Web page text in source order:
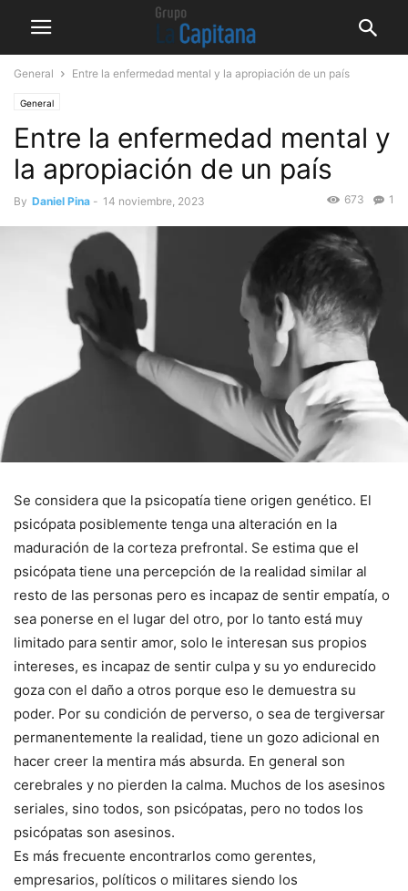
General Entre la enfermedad mental y la apropiación de un país
General
Entre la enfermedad mental y
la apropiación de un país
By Daniel Pina - 14 noviembre, 2023 1
673
Se considera que la psicopatía tiene origen genético. El
psicópata posiblemente tenga una alteración en la
maduración de la corteza prefrontal. Se estima que el
psicópata tiene una percepción de la realidad similar al
resto de las personas pero es incapaz de sentir empatía, o
sea ponerse en el lugar del otro, por lo tanto está muy
limitado para sentir amor, solo le interesan sus propios
intereses, es incapaz de sentir culpa y su yo endurecido
goza con el daño a otros porque eso le demuestra su
poder. Por su condición de perverso, o sea de tergiversar
permanentemente la realidad, tiene un gozo adicional en
hacer creer la mentira más absurda. En general son
cerebrales y no pierden la calma. Muchos de los asesinos
seriales, sino todos, son psicópatas, pero no todos los
psicópatas son asesinos.
Es más frecuente encontrarlos como gerentes,
empresarios, políticos o militares siendo los